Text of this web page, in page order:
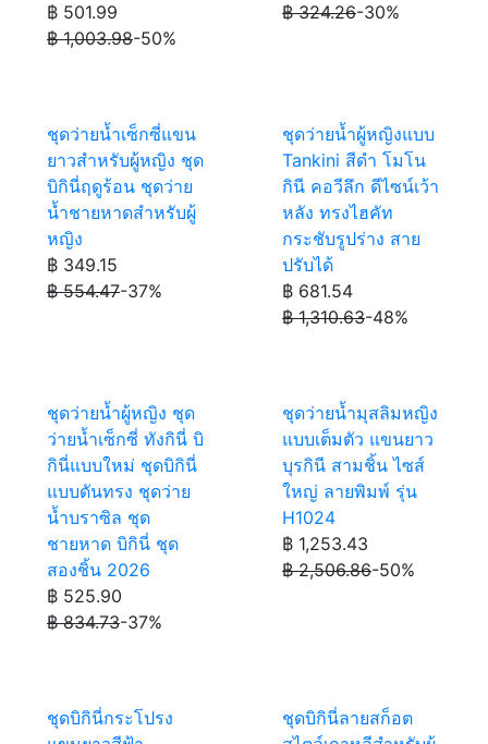
฿ 501.99
฿ 1,003.98-50%
฿ 324.26-30%
ชุดว่ายน้ำเซ็กซี่แขน
ยาวสำหรับผู้หญิง ชุด
บิกินี่ฤดูร้อน ชุดว่าย
น้ำชายหาดสำหรับผู้
หญิง
฿ 349.15
฿ 554.47-37%
ชุดว่ายน้ำผู้หญิงแบบ
Tankini สีดำ โมโน
กินี คอวีลึก ดีไซน์เว้า
หลัง ทรงไฮคัท
กระชับรูปร่าง สาย
ปรับได้
฿ 681.54
฿ 1,310.63-48%
ชุดว่ายน้ำผู้หญิง ชุด
ว่ายน้ำเซ็กซี่ ทังกินี่ บิ
กินี่แบบใหม่ ชุดบิกินี่
แบบดันทรง ชุดว่าย
น้ำบราซิล ชุด
ชายหาด บิกินี่ ชุด
สองชิ้น 2026
฿ 525.90
฿ 834.73-37%
ชุดว่ายน้ำมุสลิมหญิง
แบบเต็มตัว แขนยาว
บุรกินี สามชิ้น ไซส์
ใหญ่ ลายพิมพ์ รุ่น
H1024
฿ 1,253.43
฿ 2,506.86-50%
ชุดบิกินี่กระโปรง
ชุดบิกินี่ลายสก็อต